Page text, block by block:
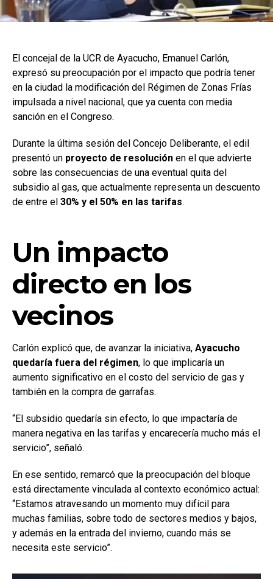
El concejal de la UCR de Ayacucho, Emanuel Carlón,
expresó su preocupación por el impacto que podría tener
en la ciudad la modificación del Régimen de Zonas Frías
impulsada a nivel nacional, que ya cuenta con media
sanción en el Congreso.
Durante la última sesión del Concejo Deliberante, el edil
presentó un proyecto de resolución en el que advierte
sobre las consecuencias de una eventual quita del
subsidio al gas, que actualmente representa un descuento
de entre el 30% y el 50% en las tarifas.
Un impacto
directo en los
vecinos
Carlón explicó que, de avanzar la iniciativa, Ayacucho
quedaría fuera del régimen, lo que implicaría un
aumento significativo en el costo del servicio de gas y
también en la compra de garrafas.
“El subsidio quedaría sin efecto, lo que impactaría de
manera negativa en las tarifas y encarecería mucho más el
servicio”, señaló.
En ese sentido, remarcó que la preocupación del bloque
está directamente vinculada al contexto económico actual:
“Estamos atravesando un momento muy difícil para
muchas familias, sobre todo de sectores medios y bajos,
y además en la entrada del invierno, cuando más se
necesita este servicio”.